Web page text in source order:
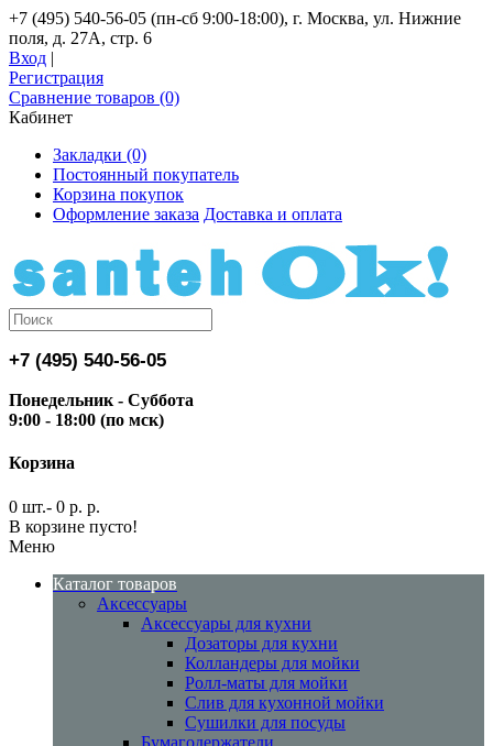
+7 (495) 540-56-05 (пн-сб 9:00-18:00), г. Москва, ул. Нижние
поля, д. 27А, стр. 6
Вход |
Регистрация
Сравнение товаров (0)
Кабинет
Закладки (0)
Постоянный покупатель
Корзина покупок
Оформление заказа Доставка и оплата
+7 (495) 540-56-05
Понедельник - Суббота
9:00 - 18:00 (по мск)
Корзина
0 шт.- 0 р. р.
В корзине пусто!
Меню
Каталог товаров
Аксессуары
Аксессуары для кухни
Дозаторы для кухни
Колландеры для мойки
Ролл-маты для мойки
Слив для кухонной мойки
Сушилки для посуды
Бумагодержатели